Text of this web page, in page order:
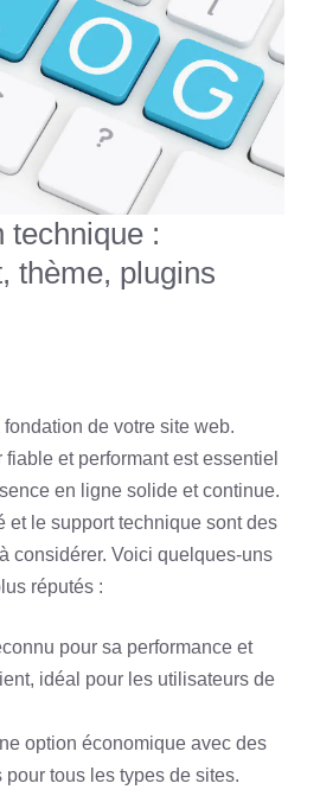
technique :
thème, plugins
fondation de votre site web.
et performant est essentiel
en ligne solide et continue.
et le support technique sont des
considérer. Voici quelques-uns
réputés :
pour sa performance et
idéal pour les utilisateurs de
option économique avec des
tous les types de sites.